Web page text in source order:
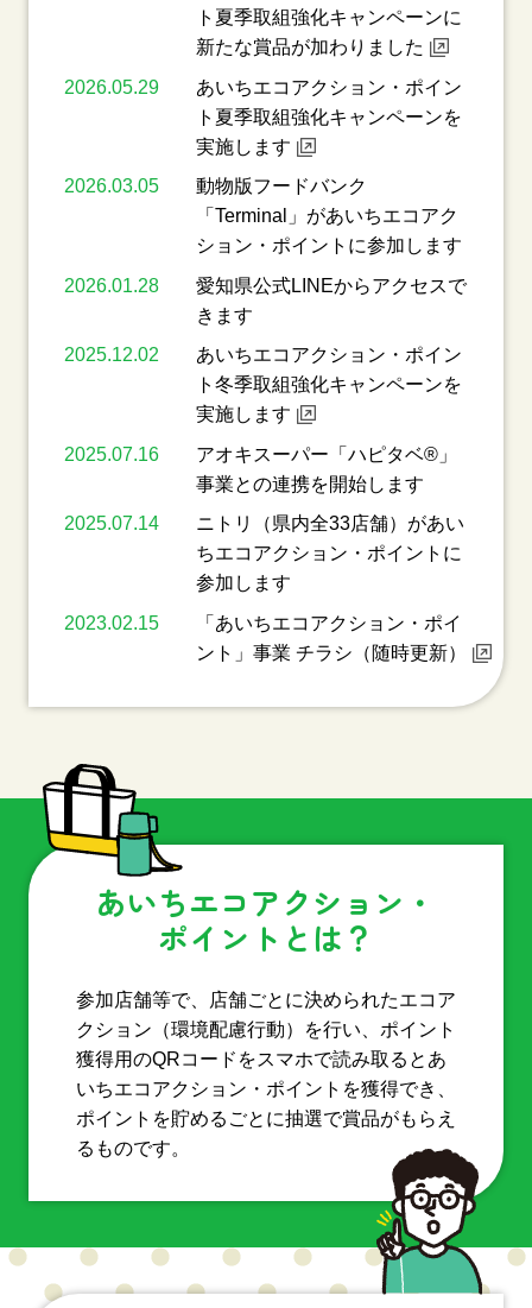
ト夏季取組強化キャンペーンに
新たな賞品が加わりました
2026.05.29
あいちエコアクション・ポイン
ト夏季取組強化キャンペーンを
実施します
2026.03.05
動物版フードバンク
「Terminal」があいちエコアク
ション・ポイントに参加します
2026.01.28
愛知県公式LINEからアクセスで
きます
2025.12.02
あいちエコアクション・ポイン
ト冬季取組強化キャンペーンを
実施します
2025.07.16
アオキスーパー「ハピタベ®」
事業との連携を開始します
2025.07.14
ニトリ（県内全33店舗）があい
ちエコアクション・ポイントに
参加します
2023.02.15
「あいちエコアクション・ポイ
ント」事業 チラシ（随時更新）
あいちエコアクション・
ポイントとは？
参加店舗等で、店舗ごとに決められたエコア
クション（環境配慮行動）を行い、ポイント
獲得用のQRコードをスマホで読み取るとあ
いちエコアクション・ポイントを獲得でき、
ポイントを貯めるごとに抽選で賞品がもらえ
るものです。